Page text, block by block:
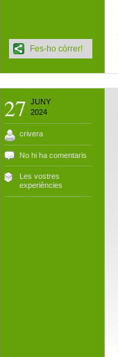
Fes-ho córrer!
27 JUNY
2024
crivera
No hi ha comentaris
Les vostres
experiències